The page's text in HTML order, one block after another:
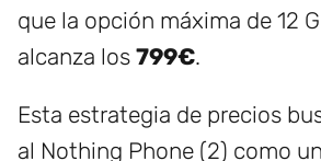
que la opción máxima de 12
alcanza los 799€.
Esta estrategia de precios
al Nothing Phone (2) como